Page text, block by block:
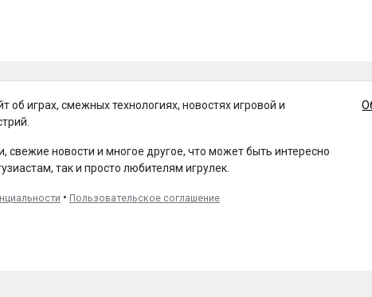
об играх, смежных технологиях, новостях игровой и
свежие новости и многое другое, что может быть интересно
так и просто любителям игрулек.
• Пользовательское соглашение